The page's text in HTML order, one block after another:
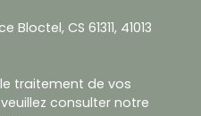
CS 61311, 41013
traitement de vos
consulter notre